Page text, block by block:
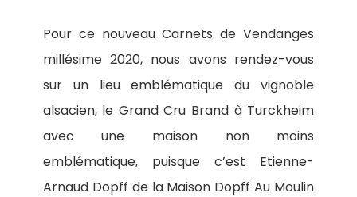
Pour ce nouveau Carnets de Vendanges
millésime 2020, nous avons rendez-vous
sur un lieu emblématique du vignoble
alsacien, le Grand Cru Brand à Turckheim
avec une maison non moins
emblématique, puisque c’est Etienne-
Arnaud Dopff de la Maison Dopff Au Moulin